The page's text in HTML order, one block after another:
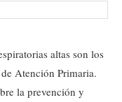
altas son los
Atención Primaria.
la prevención y